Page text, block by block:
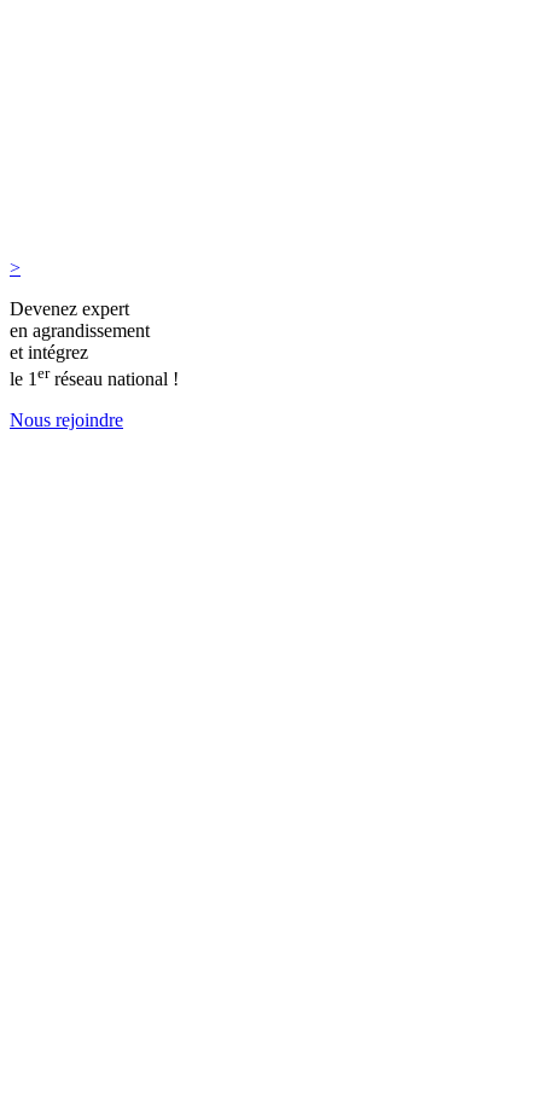
>
Devenez expert
en agrandissement
et intégrez
le 1 erréseau national !
Nous rejoindre